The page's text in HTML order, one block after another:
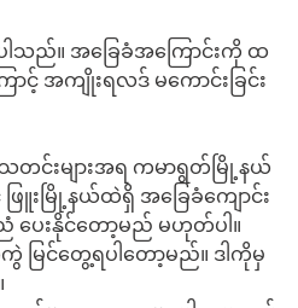
ါသည်။ အခြေခံအကြောင်းကို ထ
င့် အကျိုးရလဒ် မကောင်းခြင်း
တင်းများအရ ကမာရွတ်မြို့နယ်
ြူးမြို့နယ်ထဲရှိ အခြေခံကျောင်း
ပေးနိုင်တော့မည် မဟုတ်ပါ။
ြင်တွေ့ရပါတော့မည်။ ဒါကိုမှ